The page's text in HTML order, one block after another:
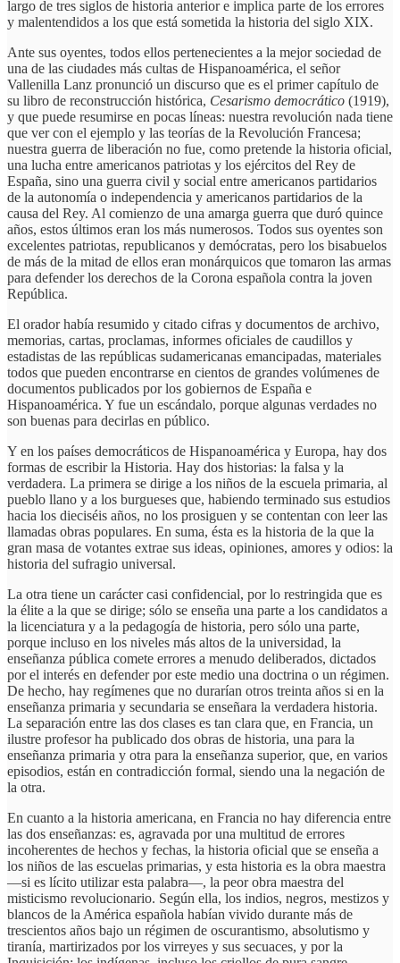
largo de tres siglos de historia anterior e implica parte de los errores
y malentendidos a los que está sometida la historia del siglo XIX.
Ante sus oyentes, todos ellos pertenecientes a la mejor sociedad de
una de las ciudades más cultas de Hispanoamérica, el señor
Vallenilla Lanz pronunció un discurso que es el primer capítulo de
su libro de reconstrucción histórica, Cesarismo democrático (1919),
y que puede resumirse en pocas líneas: nuestra revolución nada tiene
que ver con el ejemplo y las teorías de la Revolución Francesa;
nuestra guerra de liberación no fue, como pretende la historia oficial,
una lucha entre americanos patriotas y los ejércitos del Rey de
España, sino una guerra civil y social entre americanos partidarios
de la autonomía o independencia y americanos partidarios de la
causa del Rey. Al comienzo de una amarga guerra que duró quince
años, estos últimos eran los más numerosos. Todos sus oyentes son
excelentes patriotas, republicanos y demócratas, pero los bisabuelos
de más de la mitad de ellos eran monárquicos que tomaron las armas
para defender los derechos de la Corona española contra la joven
República.
El orador había resumido y citado cifras y documentos de archivo,
memorias, cartas, proclamas, informes oficiales de caudillos y
estadistas de las repúblicas sudamericanas emancipadas, materiales
todos que pueden encontrarse en cientos de grandes volúmenes de
documentos publicados por los gobiernos de España e
Hispanoamérica. Y fue un escándalo, porque algunas verdades no
son buenas para decirlas en público.
Y en los países democráticos de Hispanoamérica y Europa, hay dos
formas de escribir la Historia. Hay dos historias: la falsa y la
verdadera. La primera se dirige a los niños de la escuela primaria, al
pueblo llano y a los burgueses que, habiendo terminado sus estudios
hacia los dieciséis años, no los prosiguen y se contentan con leer las
llamadas obras populares. En suma, ésta es la historia de la que la
gran masa de votantes extrae sus ideas, opiniones, amores y odios: la
historia del sufragio universal.
La otra tiene un carácter casi confidencial, por lo restringida que es
la élite a la que se dirige; sólo se enseña una parte a los candidatos a
la licenciatura y a la pedagogía de historia, pero sólo una parte,
porque incluso en los niveles más altos de la universidad, la
enseñanza pública comete errores a menudo deliberados, dictados
por el interés en defender por este medio una doctrina o un régimen.
De hecho, hay regímenes que no durarían otros treinta años si en la
enseñanza primaria y secundaria se enseñara la verdadera historia.
La separación entre las dos clases es tan clara que, en Francia, un
ilustre profesor ha publicado dos obras de historia, una para la
enseñanza primaria y otra para la enseñanza superior, que, en varios
episodios, están en contradicción formal, siendo una la negación de
la otra.
En cuanto a la historia americana, en Francia no hay diferencia entre
las dos enseñanzas: es, agravada por una multitud de errores
incoherentes de hechos y fechas, la historia oficial que se enseña a
los niños de las escuelas primarias, y esta historia es la obra maestra
—si es lícito utilizar esta palabra—, la peor obra maestra del
misticismo revolucionario. Según ella, los indios, negros, mestizos y
blancos de la América española habían vivido durante más de
trescientos años bajo un régimen de oscurantismo, absolutismo y
tiranía, martirizados por los virreyes y sus secuaces, y por la